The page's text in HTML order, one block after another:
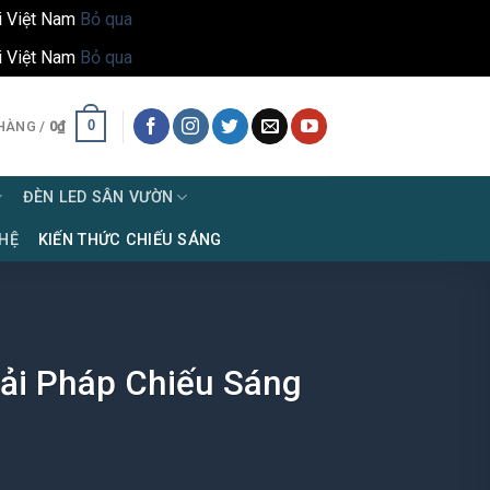
Việt Nam Bỏ qua
Việt Nam Bỏ qua
/ 0₫ 0
ĐÈN LED SÂN VƯỜN
KIẾN THỨC CHIẾU SÁNG
Pháp Chiếu Sáng